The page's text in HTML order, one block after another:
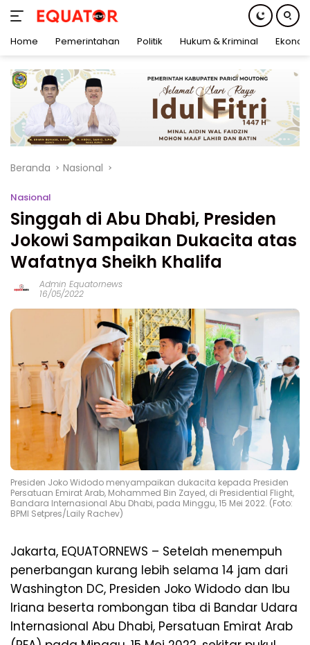
konten
Home Pemerintahan Politik Hukum & Kriminal
Beranda Nasional
Nasional
Singgah di Abu Dhabi, Presiden
Jokowi Sampaikan Dukacita atas
Wafatnya Sheikh Khalifa
Admin Equatornews
16/05/2022
Presiden Joko Widodo menyampaikan dukacita kepada Presiden
Persatuan Emirat Arab, Mohammed Bin Zayed, di Presidential Flight,
Bandara Internasional Abu Dhabi, pada Minggu, 15 Mei 2022. (Foto:
BPMI Setpres/Laily Rachev)
Jakarta, EQUATORNEWS – Setelah menempuh
penerbangan kurang lebih selama 14 jam dari
Washington DC, Presiden Joko Widodo dan Ibu
Iriana beserta rombongan tiba di Bandar Udara
Internasional Abu Dhabi, Persatuan Emirat Arab